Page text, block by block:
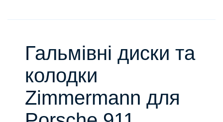
Гальмівні диски та
колодки
Zimmermann для